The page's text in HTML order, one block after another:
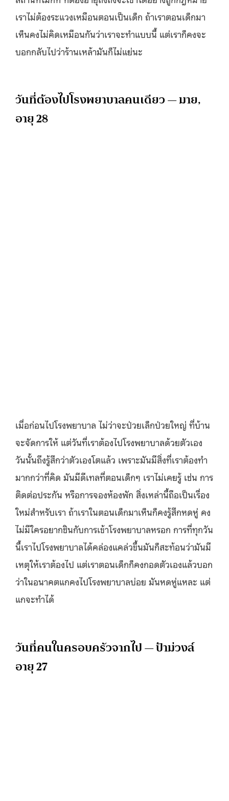
เราไม่ต้องระแวงเหมือนตอนเป็นเด็ก ถ้าเราตอนเด็กมา
เห็นคงไม่คิดเหมือนกันว่าเราจะทำแบบนี้ แต่เราก็คงจะ
บอกกลับไปว่าร้านเหล้ามันก็ไม่แย่นะ
วันที่ต้องไปโรงพยาบาลคนเดียว — มาย,
อายุ 28
เมื่อก่อนไปโรงพยาบาล ไม่ว่าจะป่วยเล็กป่วยใหญ่ ที่บ้าน
จะจัดการให้ แต่วันที่เราต้องไปโรงพยาบาลด้วยตัวเอง
วันนั้นถึงรู้สึกว่าตัวเองโตแล้ว เพราะมันมีสิ่งที่เราต้องทำ
มากกว่าที่คิด มันมีดีเทลที่ตอนเด็กๆ เราไม่เคยรู้ เช่น การ
ติดต่อประกัน หรือการจองห้องพัก สิ่งเหล่านี้ถือเป็นเรื่อง
ใหม่สำหรับเรา ถ้าเราในตอนเด็กมาเห็นก็คงรู้สึกหดหู่ คง
ไม่มีใครอยากชินกับการเข้าโรงพยาบาลหรอก การที่ทุกวัน
นี้เราไปโรงพยาบาลได้คล่องแคล่วขึ้นมันก็สะท้อนว่ามันมี
เหตุให้เราต้องไป แต่เราตอนเด็กก็คงกอดตัวเองแล้วบอก
ว่าในอนาคตแกคงไปโรงพยาบาลบ่อย มันหดหู่แหละ แต่
แกจะทำได้
วันที่คนในครอบครัวจากไป — ป้าม่วงล์
อายุ 27